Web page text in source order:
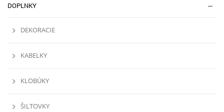
DOPLNKY
DEKORACIE
KABELKY
KLOBÚKY
ŠILTOVKY